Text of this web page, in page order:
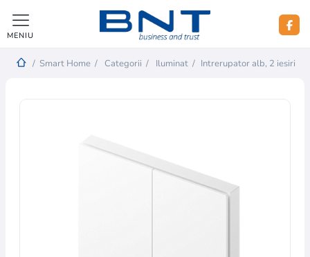
MENIU
/ Smart Home / Categorii / Iluminat / Intrerupator alb, 2 iesiri